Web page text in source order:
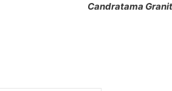
Candratama